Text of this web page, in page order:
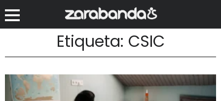
Etiqueta: CSIC